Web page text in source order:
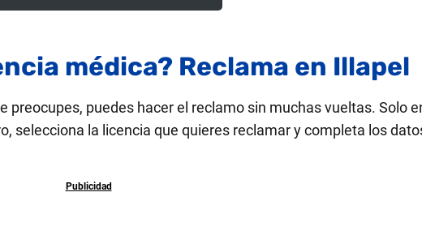
médica? Reclama en Illapel
preocupes, puedes hacer el reclamo sin muchas vueltas. Solo
selecciona la licencia que quieres reclamar y completa los